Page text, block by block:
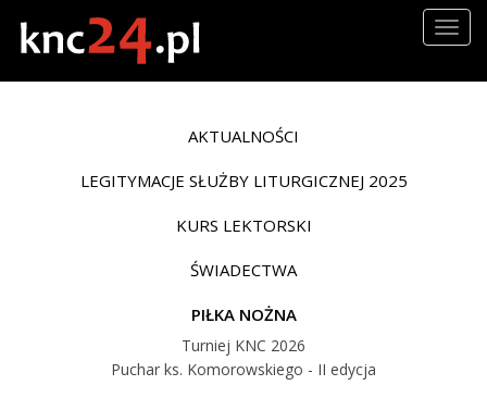
AKTUALNOŚCI
LEGITYMACJE SŁUŻBY LITURGICZNEJ 2025
KURS LEKTORSKI
ŚWIADECTWA
PIŁKA NOŻNA
Turniej KNC 2026
Puchar ks. Komorowskiego - II edycja